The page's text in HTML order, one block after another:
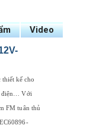
Video
thiết kế cho
điện… Với
FM tuân thủ